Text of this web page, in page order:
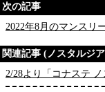
次の記事
2022年8月のマンスリ
関連記事 (ノスタルジ
2/28より「コナステ